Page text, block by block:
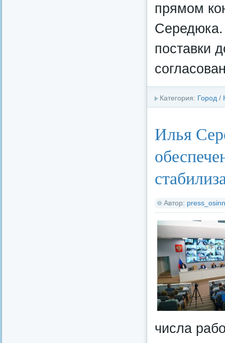
прямом
Середюка.
поставки
Категория: Город /
Илья
Автор:
числа